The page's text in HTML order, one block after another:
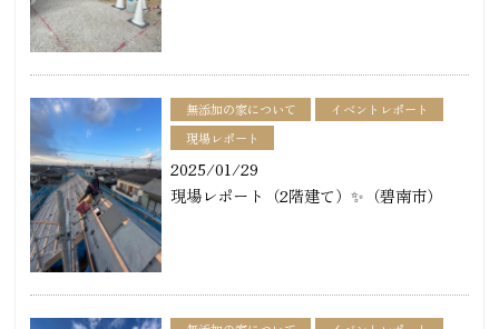
無添加の家について
イベントレポート
現場レポート
2025/01/29
現場レポート（2階建て）✨（碧南市）